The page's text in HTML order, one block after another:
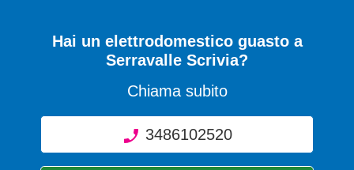
Hai un elettrodomestico guasto a
Serravalle Scrivia?
Chiama subito
3486102520